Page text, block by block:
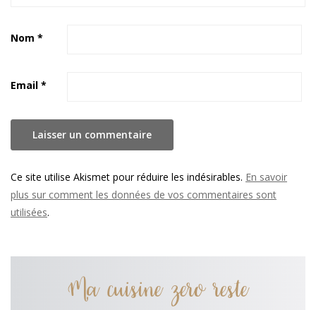
Nom *
Email *
Ce site utilise Akismet pour réduire les indésirables. En savoir
plus sur comment les données de vos commentaires sont
utilisées.
Ma cuisine zero reste